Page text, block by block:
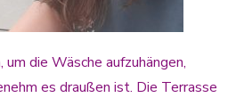
die Wäsche aufzuhängen,
es draußen ist. Die Terrasse